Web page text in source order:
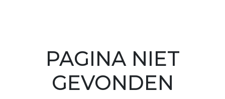
PAGINA NIET
GEVONDEN